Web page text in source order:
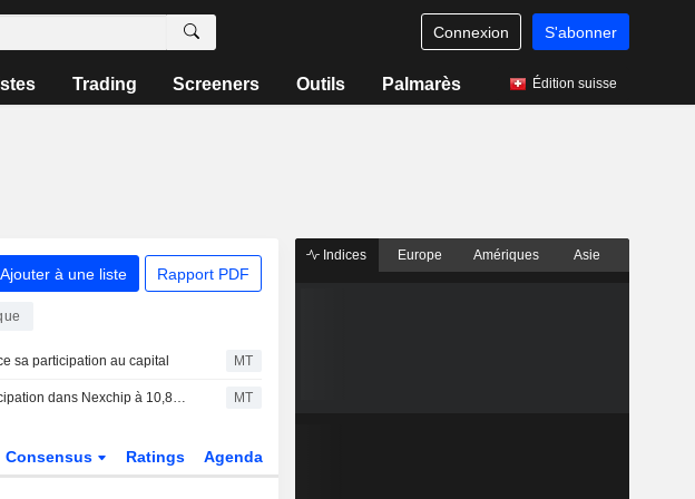
Connexion S'abonner
Trading Screeners Outils Palmarès Édition suisse
Ajouter à une liste Rapport PDF
sa participation au capital MT
Huaqin Telecom porte sa participation dans Nexchip à 10,82 % MT
Consensus Ratings Agenda
Indices Europe Amériques Asie